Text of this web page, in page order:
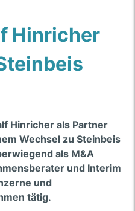
Hinricher
Hinricher als Partner
Wechsel zu Steinbeis
als M&A
und Interim
und
tätig.